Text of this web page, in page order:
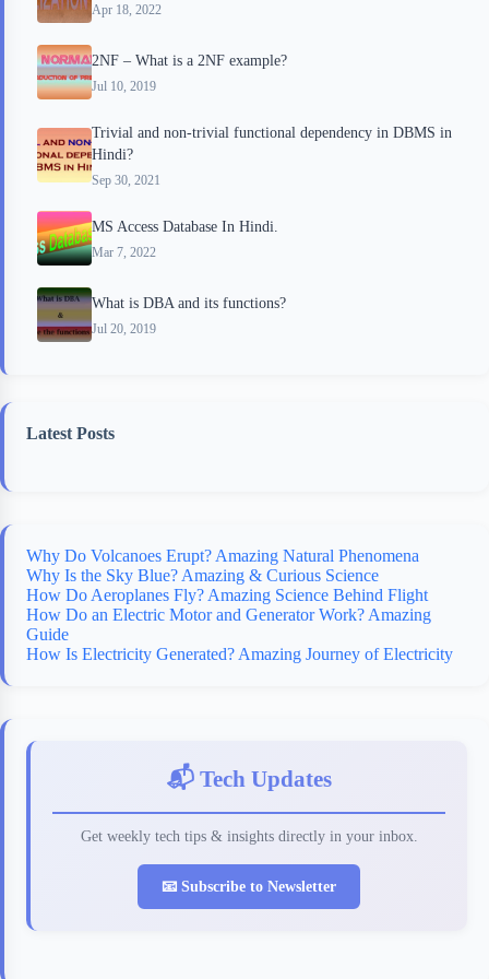
Apr 18, 2022
2NF – What is a 2NF example?
Jul 10, 2019
Trivial and non-trivial functional dependency in DBMS in
Hindi?
Sep 30, 2021
MS Access Database In Hindi.
Mar 7, 2022
What is DBA and its functions?
Jul 20, 2019
Latest Posts
Why Do Volcanoes Erupt? Amazing Natural Phenomena
Why Is the Sky Blue? Amazing & Curious Science
How Do Aeroplanes Fly? Amazing Science Behind Flight
How Do an Electric Motor and Generator Work? Amazing
Guide
How Is Electricity Generated? Amazing Journey of Electricity
📬 Tech Updates
Get weekly tech tips & insights directly in your inbox.
📧 Subscribe to Newsletter